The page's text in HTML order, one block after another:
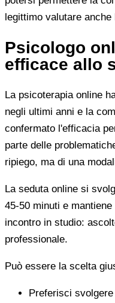
legittimo valutare
Psicologo
efficace allo
La psicoterapia online
negli ultimi anni e la
confermato l'efficacia
parte delle
ripiego, ma di una
La seduta online si
45-50 minuti e
incontro in studio:
professionale.
Può essere la scelta
Preferisci